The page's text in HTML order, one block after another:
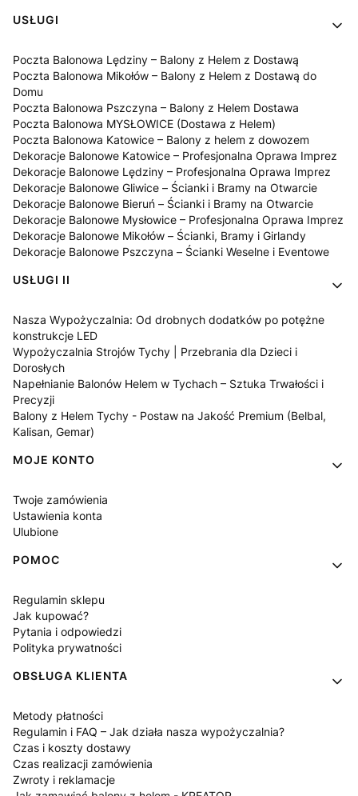
USŁUGI
Poczta Balonowa Lędziny – Balony z Helem z Dostawą
Poczta Balonowa Mikołów – Balony z Helem z Dostawą do
Domu
Poczta Balonowa Pszczyna – Balony z Helem Dostawa
Poczta Balonowa MYSŁOWICE (Dostawa z Helem)
Poczta Balonowa Katowice – Balony z helem z dowozem
Dekoracje Balonowe Katowice – Profesjonalna Oprawa Imprez
Dekoracje Balonowe Lędziny – Profesjonalna Oprawa Imprez
Dekoracje Balonowe Gliwice – Ścianki i Bramy na Otwarcie
Dekoracje Balonowe Bieruń – Ścianki i Bramy na Otwarcie
Dekoracje Balonowe Mysłowice – Profesjonalna Oprawa Imprez
Dekoracje Balonowe Mikołów – Ścianki, Bramy i Girlandy
Dekoracje Balonowe Pszczyna – Ścianki Weselne i Eventowe
USŁUGI II
Nasza Wypożyczalnia: Od drobnych dodatków po potężne
konstrukcje LED
Wypożyczalnia Strojów Tychy | Przebrania dla Dzieci i
Dorosłych
Napełnianie Balonów Helem w Tychach – Sztuka Trwałości i
Precyzji
Balony z Helem Tychy - Postaw na Jakość Premium (Belbal,
Kalisan, Gemar)
MOJE KONTO
Twoje zamówienia
Ustawienia konta
Ulubione
POMOC
Regulamin sklepu
Jak kupować?
Pytania i odpowiedzi
Polityka prywatności
OBSŁUGA KLIENTA
Metody płatności
Regulamin i FAQ – Jak działa nasza wypożyczalnia?
Czas i koszty dostawy
Czas realizacji zamówienia
Zwroty i reklamacje